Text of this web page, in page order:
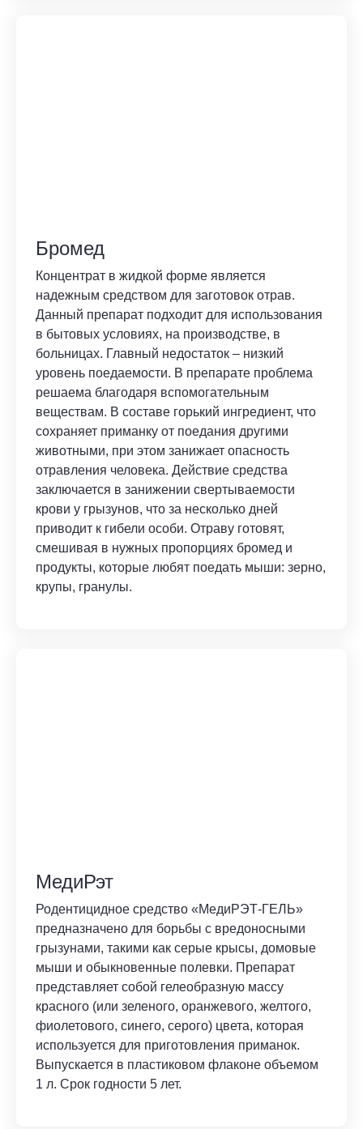
Бромед
Концентрат в жидкой форме является
надежным средством для заготовок отрав.
Данный препарат подходит для использования
в бытовых условиях, на производстве, в
больницах. Главный недостаток – низкий
уровень поедаемости. В препарате проблема
решаема благодаря вспомогательным
веществам. В составе горький ингредиент, что
сохраняет приманку от поедания другими
животными, при этом занижает опасность
отравления человека. Действие средства
заключается в занижении свертываемости
крови у грызунов, что за несколько дней
приводит к гибели особи. Отраву готовят,
смешивая в нужных пропорциях бромед и
продукты, которые любят поедать мыши: зерно,
крупы, гранулы.
МедиРэт
Родентицидное средство «МедиРЭТ-ГЕЛЬ»
предназначено для борьбы с вредоносными
грызунами, такими как серые крысы, домовые
мыши и обыкновенные полевки. Препарат
представляет собой гелеобразную массу
красного (или зеленого, оранжевого, желтого,
фиолетового, синего, серого) цвета, которая
используется для приготовления приманок.
Выпускается в пластиковом флаконе объемом
1 л. Срок годности 5 лет.